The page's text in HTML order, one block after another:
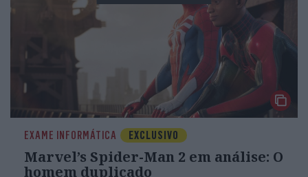
EXAME INFORMÁTICA EXCLUSIVO
Marvel’s Spider-Man 2 em análise: O
homem duplicado